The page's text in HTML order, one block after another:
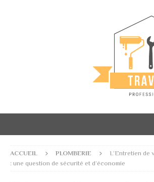
ACCUEIL PLOMBERIE
L’Entretien de
: une question de sécurité et d’économie